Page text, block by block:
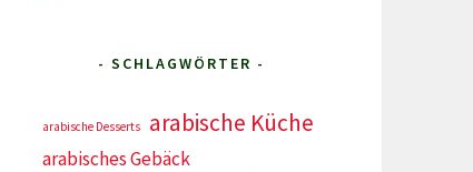
- SCHLAGWÖRTER -
arabische Desserts arabische Küche
arabisches Gebäck